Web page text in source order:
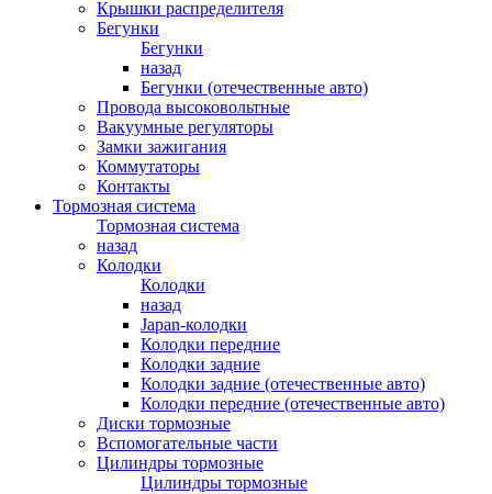
Крышки распределителя
Бегунки
Бегунки
назад
Бегунки (отечественные авто)
Провода высоковольтные
Вакуумные регуляторы
Замки зажигания
Коммутаторы
Контакты
Тормозная система
Тормозная система
назад
Колодки
Колодки
назад
Japan-колодки
Колодки передние
Колодки задние
Колодки задние (отечественные авто)
Колодки передние (отечественные авто)
Диски тормозные
Вспомогательные части
Цилиндры тормозные
Цилиндры тормозные